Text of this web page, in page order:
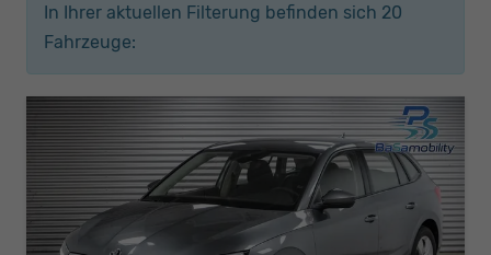
In Ihrer aktuellen Filterung befinden sich 20
Fahrzeuge: